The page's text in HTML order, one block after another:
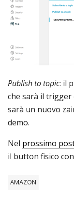
Publish to topic: il
che sarà il trigger
sarà un nuovo
demo.
Nel prossimo
il button fisico con
AMAZON